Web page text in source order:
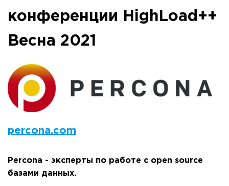
конференции HighLoad++
Весна 2021
percona.com
Percona - эксперты по работе с open source
базами данных.